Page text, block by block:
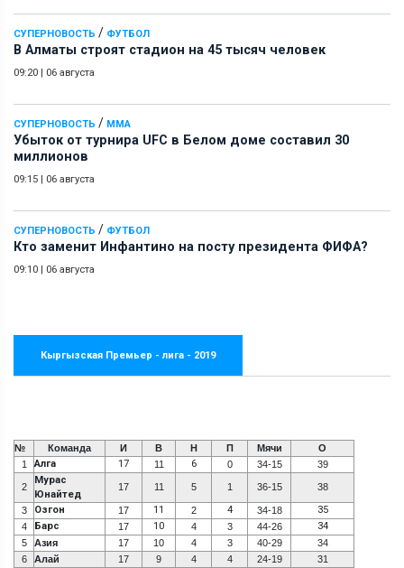
СУПЕРНОВОСТЬ / ФУТБОЛ
В Алматы строят стадион на 45 тысяч человек
09:20 06 августа
СУПЕРНОВОСТЬ / ММА
Убыток от турнира UFC в Белом доме составил 30
миллионов
09:15 06 августа
СУПЕРНОВОСТЬ / ФУТБОЛ
Кто заменит Инфантино на посту президента ФИФА?
09:10 06 августа
Кыргызская Премьер - лига - 2019
№ Команда И В Н П Мячи
О
1
Алга 17 11 6 0 34-15 39
2
Мурас
Юнайтед
17 11 5 1 36-15 38
3 Озгон 17 11 2 4 34-18 35
4 Барс 17 10 4 3 44-26 34
5 Азия 17 10 4 3 40-29
34
6
Алай 17 9 4 4 24-19
31